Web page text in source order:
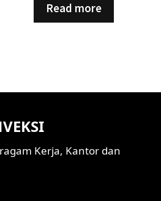
Read more
Kerja, Kantor dan